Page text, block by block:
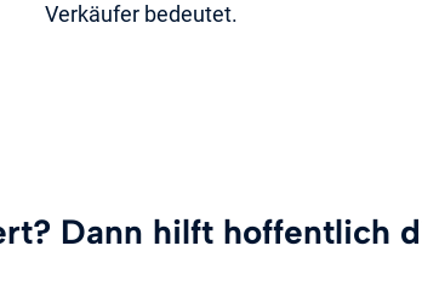
Verkäufer bedeutet.
Dann hilft hoffentlich